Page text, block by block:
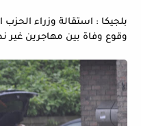
بلجيكا : استقالة وزراء
وقوع وفاة بين مهاجرين